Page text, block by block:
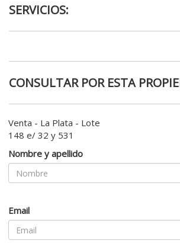
SERVICIOS:
CONSULTAR POR ESTA
Venta - La Plata - Lote
148 e/ 32 y 531
Nombre y apellido
Email